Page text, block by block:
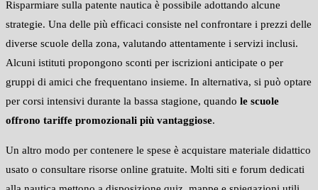
Risparmiare sulla patente nautica è possibile adottando alcune
strategie. Una delle più efficaci consiste nel confrontare i prezzi delle
diverse scuole della zona, valutando attentamente i servizi inclusi.
Alcuni istituti propongono sconti per iscrizioni anticipate o per
gruppi di amici che frequentano insieme. In alternativa, si può optare
per corsi intensivi durante la bassa stagione, quando le scuole
offrono tariffe promozionali più vantaggiose.
Un altro modo per contenere le spese è acquistare materiale didattico
usato o consultare risorse online gratuite. Molti siti e forum dedicati